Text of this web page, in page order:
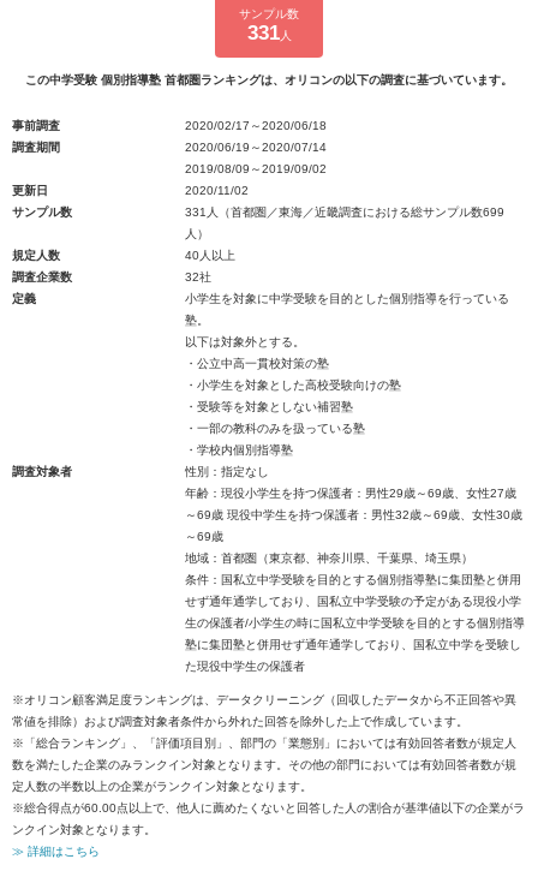
サンプル数
331人
この中学受験 個別指導塾 首都圏ランキングは、オリコンの以下の調査に基づいています。
事前調査
2020/02/17～2020/06/18
調査期間
2020/06/19～2020/07/14
2019/08/09～2019/09/02
更新日
2020/11/02
サンプル数
331人（首都圏／東海／近畿調査における総サンプル数699
人）
規定人数
40人以上
調査企業数
32社
定義
小学生を対象に中学受験を目的とした個別指導を行っている
塾。
以下は対象外とする。
・公立中高一貫校対策の塾
・小学生を対象とした高校受験向けの塾
・受験等を対象としない補習塾
・一部の教科のみを扱っている塾
・学校内個別指導塾
調査対象者
性別：指定なし
年齢：現役小学生を持つ保護者：男性29歳～69歳、女性27歳
～69歳 現役中学生を持つ保護者：男性32歳～69歳、女性30歳
～69歳
地域：首都圏（東京都、神奈川県、千葉県、埼玉県）
条件：国私立中学受験を目的とする個別指導塾に集団塾と併用
せず通年通学しており、国私立中学受験の予定がある現役小学
生の保護者/小学生の時に国私立中学受験を目的とする個別指導
塾に集団塾と併用せず通年通学しており、国私立中学を受験し
た現役中学生の保護者
※オリコン顧客満足度ランキングは、データクリーニング（回収したデータから不正回答や異
常値を排除）および調査対象者条件から外れた回答を除外した上で作成しています。
※「総合ランキング」、「評価項目別」、部門の「業態別」においては有効回答者数が規定人
数を満たした企業のみランクイン対象となります。その他の部門においては有効回答者数が規
定人数の半数以上の企業がランクイン対象となります。
※総合得点が60.00点以上で、他人に薦めたくないと回答した人の割合が基準値以下の企業がラ
ンクイン対象となります。
≫ 詳細はこちら